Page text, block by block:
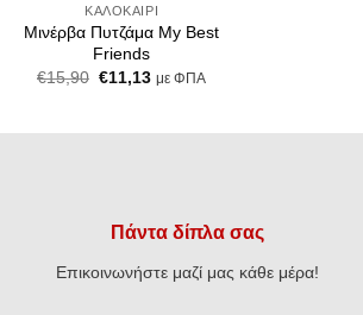
ΚΑΛΟΚΑΊΡΙ
Μινέρβα Πυτζάμα My Best
Friends
€15,90 Original
€11,13Ημε ΦΠΑ
Πάντα δίπλα σας
Επικοινωνήστε μαζί μας κάθε μέρα!